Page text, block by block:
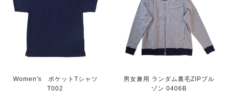
Women's ポケットTシャツ
T002
男女兼用 ランダム裏毛ZIPブル
ゾン 0406B